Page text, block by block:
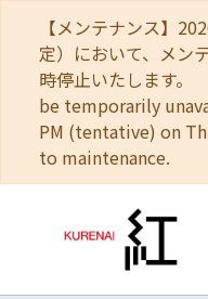
【メンテナンス】
定）において、メン
時停止いたします
be temporarily
PM (tentative) on
to maintenance.